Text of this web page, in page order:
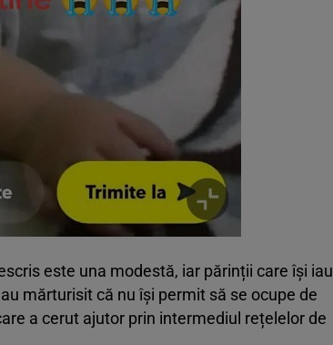
este una modestă, iar părinții care își iau
mărturisit că nu își permit să se ocupe de
a cerut ajutor prin intermediul rețelelor de